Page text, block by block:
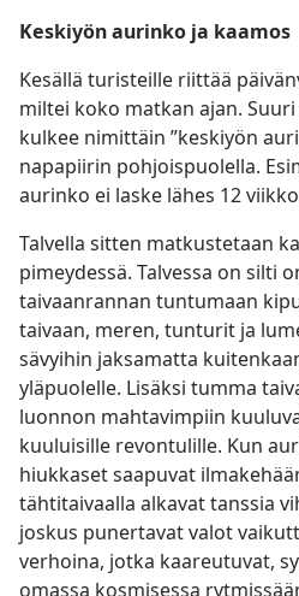
Keskiyön aurinko ja kaamos
Kesällä turisteille riittää
miltei koko matkan ajan. Suuri
kulkee nimittäin ”keskiyön
napapiirin pohjoispuolella.
aurinko ei laske lähes 12
Talvella sitten matkustetaan
pimeydessä. Talvessa on silti
taivaanrannan tuntumaan
taivaan, meren, tunturit ja
sävyihin jaksamatta
yläpuolelle. Lisäksi tumma
luonnon mahtavimpiin
kuuluisille revontulille. Kun
hiukkaset saapuvat
tähtitaivaalla alkavat tanssia
joskus punertavat valot
verhoina, jotka kaareutuvat,
omassa kosmisessa